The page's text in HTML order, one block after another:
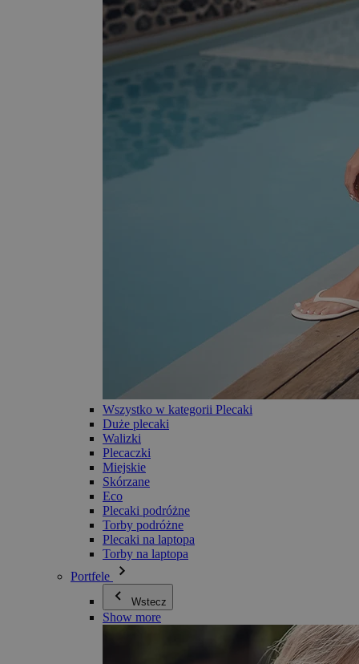
Wszystko w kategorii Plecaki
Duże plecaki
Walizki
Plecaczki
Miejskie
Skórzane
Eco
Plecaki podróżne
Torby podróżne
Plecaki na laptopa
Torby na laptopa
Portfele
Wstecz
Show more